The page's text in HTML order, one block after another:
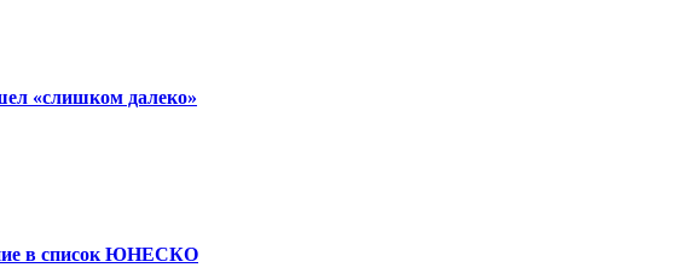
«слишком далеко»
в список ЮНЕСКО